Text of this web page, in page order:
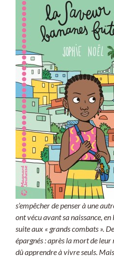
s’empêcher de penser à une
ont vécu avant sa naissance,
suite aux « grands combats ».
épargnés : après la mort de
dû apprendre à vivre seuls.